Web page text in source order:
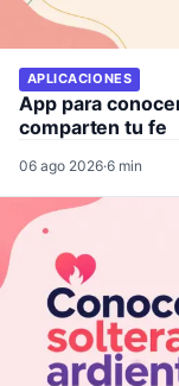
APLICACIONES
App para
comparten tu fe
06 ago 2026·6 min